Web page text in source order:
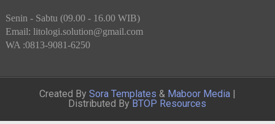
Senin - Sabtu (09.00 - 16.00 WIB)
Email: litologi.solution@gmail.com
WA :0813-9081-6250
Created By Sora Templates & Maboor Media|
Distributed By BTOP Resources